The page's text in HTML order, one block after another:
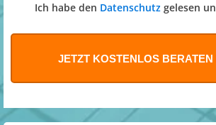
Ich habe den Datenschutz gelesen